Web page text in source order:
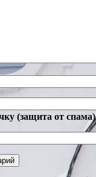
(защита от спама)